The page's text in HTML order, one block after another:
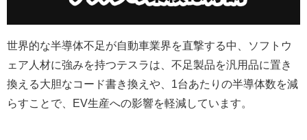
世界的な半導体不足が自動車業界を直撃する中、ソフトウ
ェア人材に強みを持つテスラは、不足製品を汎用品に置き
換える大胆なコード書き換えや、 1台あたりの半導体数を減
らすことで、
EV生産への影響を軽減しています。